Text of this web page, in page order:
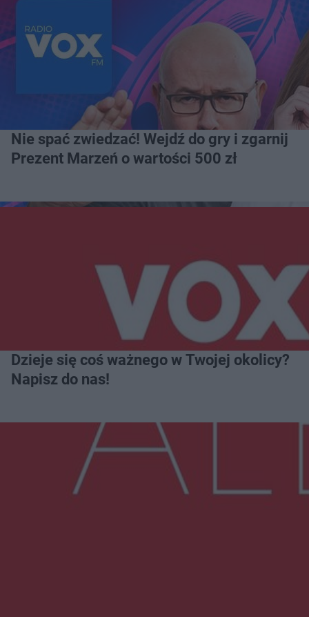
Nie spać zwiedzać! Wejdź do gry i zgarnij
Prezent Marzeń o wartości 500 zł
Dzieje się coś ważnego w Twojej okolicy?
Napisz do nas!
Więcej